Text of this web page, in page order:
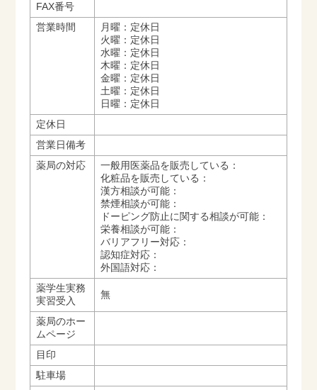
FAX番号
営業時間
月曜：定休日
火曜：定休日
水曜：定休日
木曜：定休日
金曜：定休日
土曜：定休日
日曜：定休日
定休日
営業日備考
薬局の対応
一般用医薬品を販売している：
化粧品を販売している：
漢方相談が可能：
禁煙相談が可能：
ドーピング防止に関する相談が可能：
栄養相談が可能：
バリアフリー対応：
認知症対応：
外国語対応：
薬学生実務
実習受入
無
薬局のホー
ムページ
目印
駐車場